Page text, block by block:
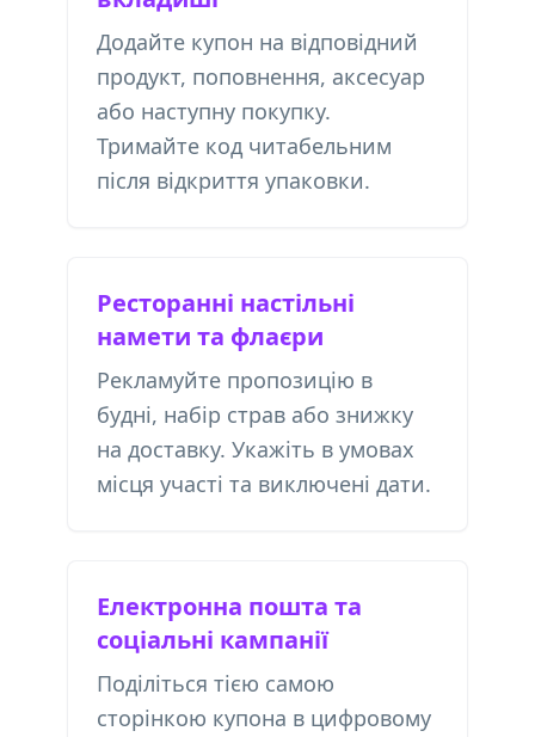
Додайте купон на відповідний
продукт, поповнення, аксесуар
або наступну покупку.
Тримайте код читабельним
після відкриття упаковки.
Ресторанні настільні
намети та флаєри
Рекламуйте пропозицію в
будні, набір страв або знижку
на доставку. Укажіть в умовах
місця участі та виключені дати.
Електронна пошта та
соціальні кампанії
Поділіться тією самою
сторінкою купона в цифровому